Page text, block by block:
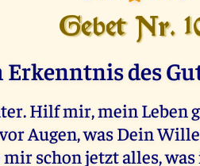
Gebet Nr.
Erkenntnis des
Hilf mir, mein Leben
Augen, was Dein
schon jetzt alles,